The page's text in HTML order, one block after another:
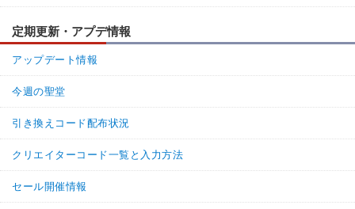
定期更新・アプデ情報
アップデート情報
今週の聖堂
引き換えコード配布状況
クリエイターコード一覧と入力方法
セール開催情報